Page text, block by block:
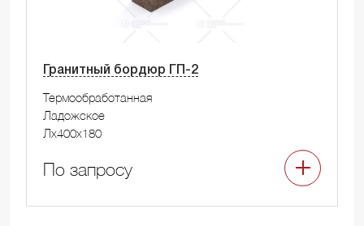
Гранитный бордюр ГП-2
Термообработанная
Ладожское
Лx400x180
По запросу